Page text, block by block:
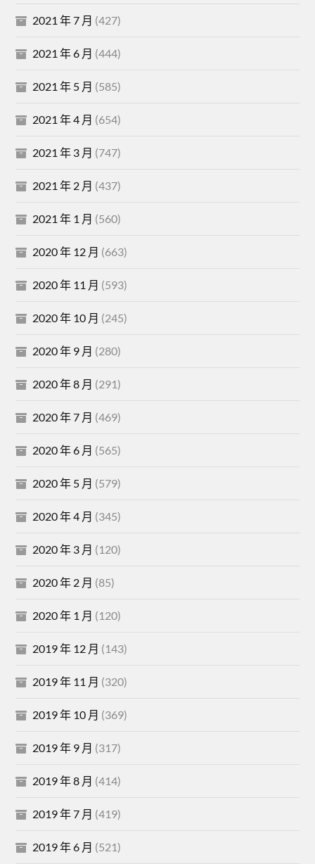
2021 年 7 月 (427)
2021 年 6 月 (444)
2021 年 5 月 (585)
2021 年 4 月 (654)
2021 年 3 月 (747)
2021 年 2 月 (437)
2021 年 1 月 (560)
2020 年 12 月 (663)
2020 年 11 月 (593)
2020 年 10 月 (245)
2020 年 9 月 (280)
2020 年 8 月 (291)
2020 年 7 月 (469)
2020 年 6 月 (565)
2020 年 5 月 (579)
2020 年 4 月 (345)
2020 年 3 月 (120)
2020 年 2 月 (85)
2020 年 1 月 (120)
2019 年 12 月 (143)
2019 年 11 月 (320)
2019 年 10 月 (369)
2019 年 9 月 (317)
2019 年 8 月 (414)
2019 年 7 月 (419)
2019 年 6 月 (521)